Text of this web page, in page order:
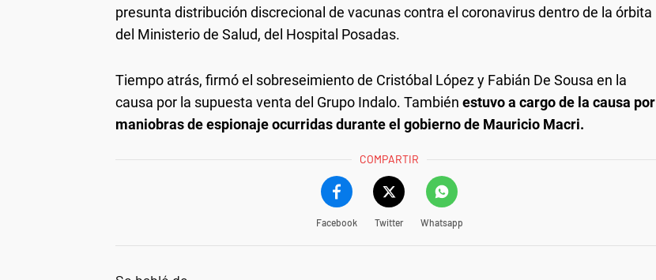
presunta distribución discrecional de vacunas contra el coronavirus dentro de la órbita
del Ministerio de Salud, del Hospital Posadas.
Tiempo atrás, firmó el sobreseimiento de Cristóbal López y Fabián De Sousa en la
causa por la supuesta venta del Grupo Indalo. También estuvo a cargo de la causa por
maniobras de espionaje ocurridas durante el gobierno de Mauricio Macri.
COMPARTIR
Facebook Twitter Whatsapp